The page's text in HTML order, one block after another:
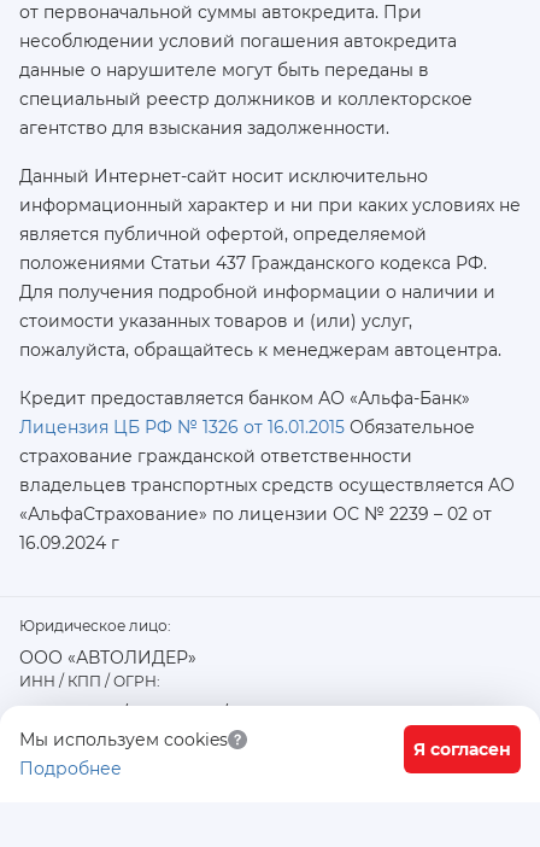
Мы используем cookies
Подробнее
Я согласен
от первоначальной суммы автокредита. При
несоблюдении условий погашения автокредита
данные о нарушителе могут быть переданы в
специальный реестр должников и коллекторское
агентство для взыскания задолженности.
Данный Интернет-сайт носит исключительно
информационный характер и ни при каких условиях не
является публичной офертой, определяемой
положениями Статьи 437 Гражданского кодекса РФ.
Для получения подробной информации о наличии и
стоимости указанных товаров и (или) услуг,
пожалуйста, обращайтесь к менеджерам автоцентра.
Кредит предоставляется банком АО «Альфа-Банк»
Лицензия ЦБ РФ № 1326 от 16.01.2015 Обязательное
страхование гражданской ответственности
владельцев транспортных средств осуществляется AO
«АльфаСтрахование» по лицензии ОС № 2239 – 02 от
16.09.2024 г
Юридическое лицо:
ООО «АВТОЛИДЕР»
ИНН / КПП / ОГРН:
7726402915 / 772601001 / 1177746487918
Физический / юридический адрес:
117556, город Москва, Варшавское ш., д. 91 стр. 11